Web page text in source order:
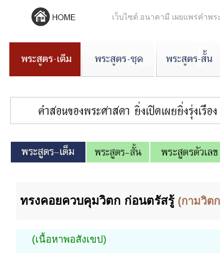
เว็บไซต์ อนาคามี เผยแพร่คำพ
ทรงคอยควบคุมวิตก ก่อนตรัสรู้ (กามวิต
(เนื้อหาพอสังเขป)